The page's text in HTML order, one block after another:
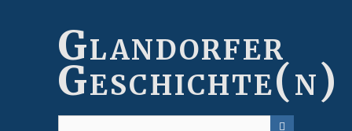
Glandorfer
Geschichte(n)